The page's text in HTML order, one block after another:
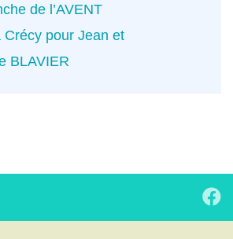
de l’AVENT
Crécy pour Jean et
BLAVIER